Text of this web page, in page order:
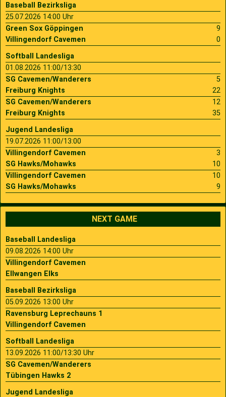
Baseball Bezirksliga
25.07.2026 14:00 Uhr
Green Sox Göppingen
9
Villingendorf Cavemen
0
Softball Landesliga
01.08.2026 11:00/13:30
SG Cavemen/Wanderers
5
Freiburg Knights
22
SG Cavemen/Wanderers
12
Freiburg Knights
35
Jugend Landesliga
19.07.2026 11:00/13:00
Villingendorf Cavemen
3
SG Hawks/Mohawks
10
Villingendorf Cavemen
10
SG Hawks/Mohawks
9
NEXT GAME
Baseball Landesliga
09.08.2026 14:00 Uhr
Villingendorf Cavemen
Ellwangen Elks
Baseball Bezirksliga
05.09.2026 13:00 Uhr
Ravensburg Leprechauns 1
Villingendorf Cavemen
Softball Landesliga
13.09.2026 11:00/13:30 Uhr
SG Cavemen/Wanderers
Tübingen Hawks 2
Jugend Landesliga